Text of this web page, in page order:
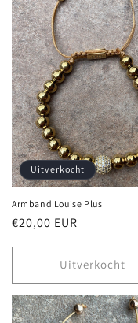
Uitverkocht
Armband Louise Plus
Normale
€20,00 EUR
Uitverkocht